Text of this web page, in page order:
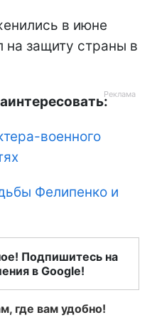
в июне
на защиту страны в
военного
Фелипенко и
Подпишитесь на
в Google!
где вам удобно!